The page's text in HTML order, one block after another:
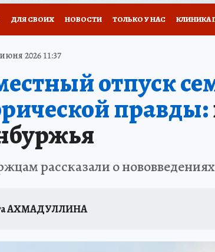
ДЛЯ СВОИХ НОВОСТИ ТОЛЬКО У НАС КЛИНИКА
СПОРТАКТИВ ОРЕНБУРЖЬЯ - 2025
ИСПЫТАНО НА СЕБЕ
2026 11:37
отпуск
правды:
рассказали о
АХМАДУЛЛИНА